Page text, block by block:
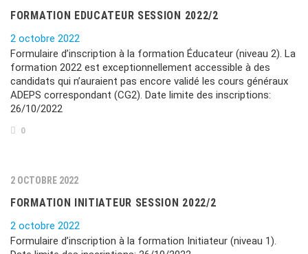
FORMATION EDUCATEUR SESSION 2022/2
2 octobre 2022
Formulaire d’inscription à la formation Éducateur (niveau 2). La
formation 2022 est exceptionnellement accessible à des
candidats qui n’auraient pas encore validé les cours généraux
ADEPS correspondant (CG2). Date limite des inscriptions:
26/10/2022
0
2 OCTOBRE 2022
FORMATION INITIATEUR SESSION 2022/2
2 octobre 2022
Formulaire d’inscription à la formation Initiateur (niveau 1).